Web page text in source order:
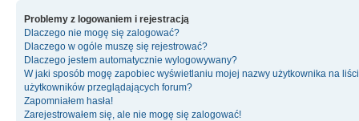
Problemy z logowaniem i rejestracją
Dlaczego nie mogę się zalogować?
Dlaczego w ogóle muszę się rejestrować?
Dlaczego jestem automatycznie wylogowywany?
W jaki sposób mogę zapobiec wyświetlaniu mojej nazwy użytkownika na
użytkowników przeglądających forum?
Zapomniałem hasła!
Zarejestrowałem się, ale nie mogę się zalogować!